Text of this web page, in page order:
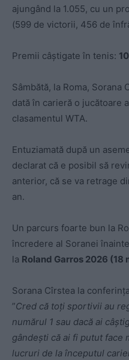
ajungând la 1.055, cu un
(599 de victorii, 456 de
Premii câștigate în tenis:
Sâmbătă, la Roma,
dată în carieră o jucătoare
clasamentul WTA.
Entuziamată după un
declarat că e posibil să
anterior, că se va retrage
an.
Un parcurs foarte bun la
încredere al Soranei
la Roland Garros 2026 (18
Sorana Cîrstea la
”Cred că toți sportivii au
numărul 1 sau dacă ai
gândești că ai fi putut face
lucruri de la începutul